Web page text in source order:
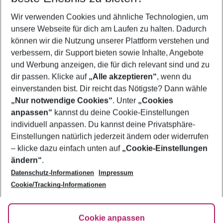
2 Erwachsene Keine Kinder
Mehr Filter anzeigen
Footer
Footer navigation
Über uns
AGB
Bestpreisgarantie
Cookie-Einstellungen ändern
Cookie-Richtlinie
Agenturbetreuung
Barrierefreies Reisen
FAQ
HanseMerkur Reiseversicherung
Folge uns
Wir verwenden Cookies und ähnliche Technologien, um
unsere Webseite für dich am Laufen zu halten. Dadurch
können wir die Nutzung unserer Plattform verstehen und
verbessern, dir Support bieten sowie Inhalte, Angebote
und Werbung anzeigen, die für dich relevant sind und zu
dir passen. Klicke auf „Alle akzeptieren“, wenn du
einverstanden bist. Dir reicht das Nötigste? Dann wähle
„Nur notwendige Cookies“. Unter „Cookies
anpassen“ kannst du deine Cookie-Einstellungen
individuell anpassen. Du kannst deine Privatsphäre-
Einstellungen natürlich jederzeit ändern oder widerrufen
– klicke dazu einfach unten auf „Cookie-Einstellungen
ändern“.
Datenschutz-Informationen
Impressum
Cookie/Tracking-Informationen
Cookie anpassen